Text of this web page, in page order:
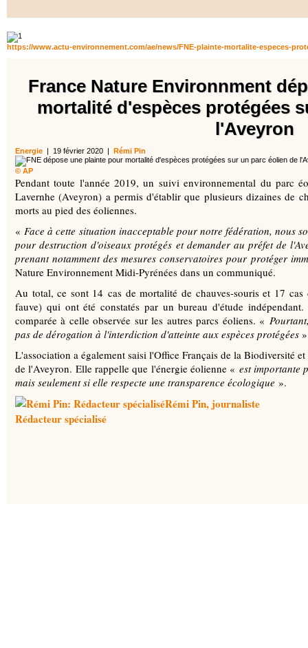
https://www.actu-environnement.com/ae/news/FNE-plainte-mortalite-especes-
France Nature Environnment
mortalité d'espèces protégées
l'Aveyron
Energie | 19 février 2020 | Rémi Pin
© AP
Pendant toute l'année 2019, un suivi environnemental du parc
Lavernhe (Aveyron) a permis d'établir que plusieurs dizaines de
morts au pied des éoliennes.
«Face à cette situation inacceptable pour notre fédération, nous
pour destruction d'oiseaux protégés et demander au préfet de
prenant notamment des mesures conservatoires pour protéger
Nature Environnement Midi-Pyrénées dans un communiqué.
Au total, ce sont 14 cas de mortalité de chauves-souris et 17
fauve) qui ont été constatés par un bureau d'étude
comparée à celle observée sur les autres parcs éoliens. «
pas de dérogation à l'interdiction d'atteinte aux espèces protégées
L'association a également saisi l'Office Français de la Biodiversité
de l'Aveyron. Elle rappelle que l'énergie éolienne « est importante
mais seulement si elle respecte une transparence écologique ».
Rémi Pin, journaliste
Rédacteur spécialisé